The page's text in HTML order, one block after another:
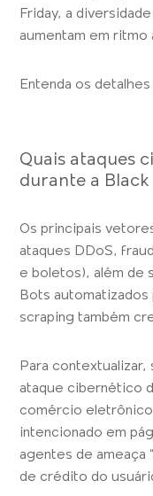
Friday, a
aumentam em ritmo
Entenda os
Quais ataques
durante a Black
Os principais
ataques DDoS,
e boletos), além de
Bots
scraping também
Para
ataque cibernético
comércio
intencionado em
agentes de ameaça
de crédito do